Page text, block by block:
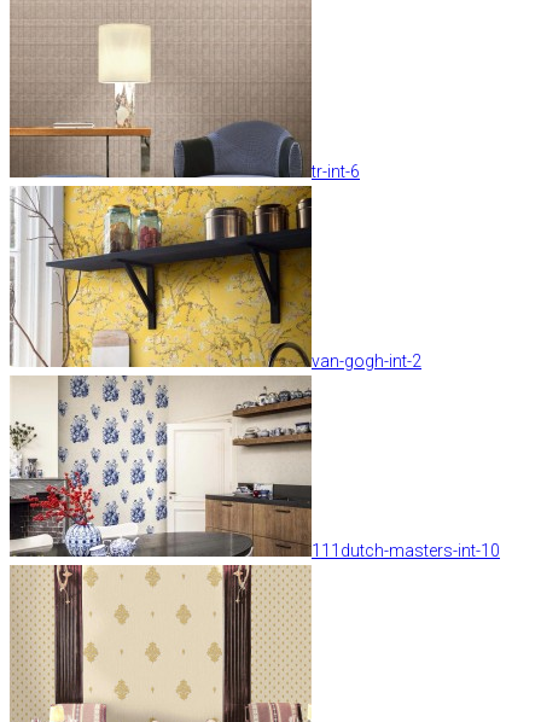
tr-int-6
van-gogh-int-2
111dutch-masters-int-10